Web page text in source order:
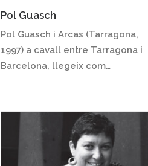
Pol Guasch
Pol Guasch i Arcas (Tarragona,
1997) a cavall entre Tarragona i
Barcelona, llegeix com…